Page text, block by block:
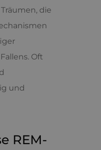
die
Oft
und
REM-